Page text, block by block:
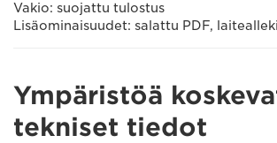
Vakio: suojattu tulostus
Lisäominaisuudet: salattu PDF,
Ympäristöä
tekniset tiedot